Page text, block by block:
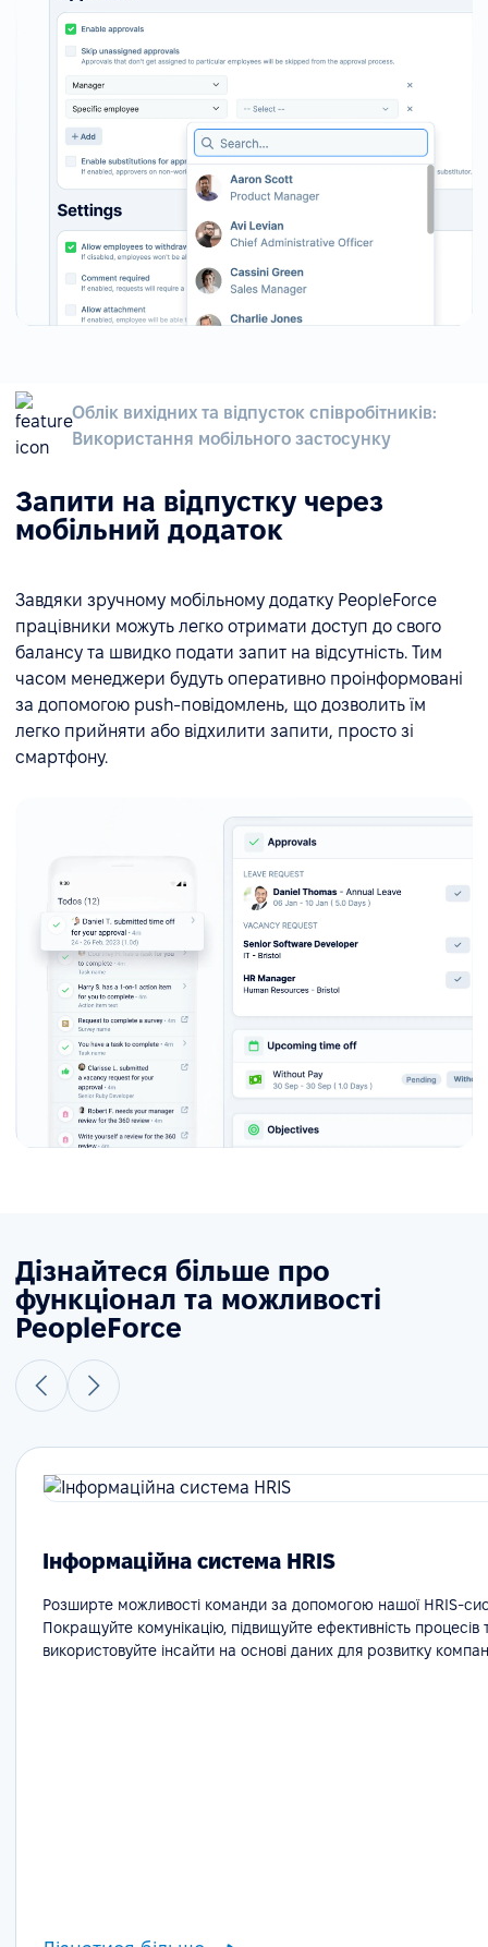
Облік вихідних та відпусток співробітників:
Використання мобільного застосунку
Запити на відпустку через
мобільний додаток
Завдяки зручному мобільному додатку PeopleForce
працівники можуть легко отримати доступ до свого
балансу та швидко подати запит на відсутність. Тим
часом менеджери будуть оперативно проінформовані
за допомогою push-повідомлень, що дозволить їм
легко прийняти або відхилити запити, просто зі
смартфону.
Дізнайтеся більше про
функціонал та можливості
PeopleForce
Інформаційна система HRIS
Розширте можливості команди за допомогою нашої HRIS-
Покращуйте комунікацію, підвищуйте ефективність процесів
використовуйте інсайти на основі даних для розвитку